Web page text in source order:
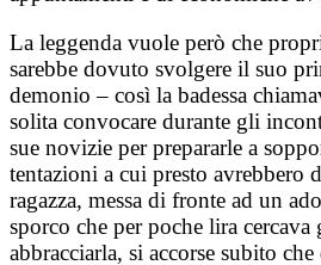
La leggenda vuole però che
sarebbe dovuto svolgere il suo
demonio – così la badessa
solita convocare durante gli
sue novizie per prepararle a
tentazioni a cui presto avrebbero
ragazza, messa di fronte ad un
sporco che per poche lira cercava
abbracciarla, si accorse subito